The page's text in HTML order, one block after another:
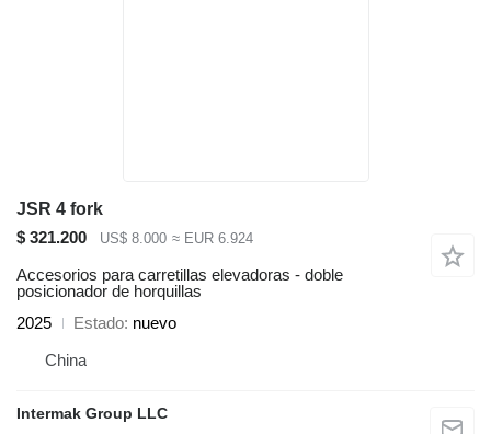
JSR 4 fork
$ 321.200
US$ 8.000 ≈ EUR 6.924
Accesorios para carretillas elevadoras - doble
posicionador de horquillas
2025
Estado nuevo
China
Intermak Group LLC